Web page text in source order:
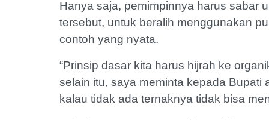
Hanya saja, pemimpinnya harus sabar
tersebut, untuk beralih menggunakan
contoh yang nyata.
“Prinsip dasar kita harus hijrah ke
selain itu, saya meminta kepada Bupati
kalau tidak ada ternaknya tidak bisa